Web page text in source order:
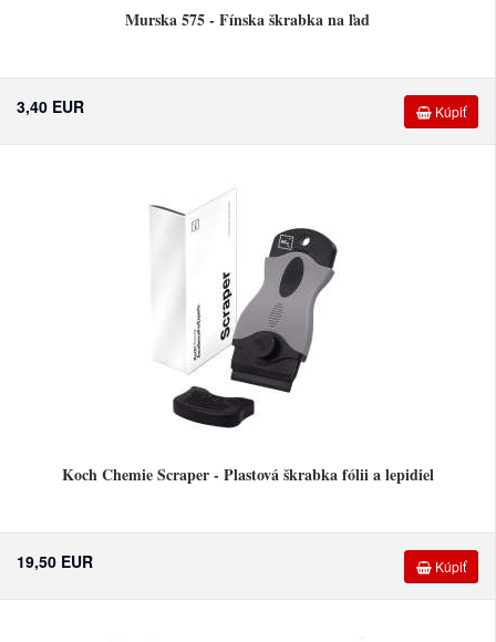
Murska 575 - Fínska škrabka na ľad
Kúpiť
3,40 EUR
Koch Chemie Scraper - Plastová škrabka fólii a lepidiel
Kúpiť
19,50 EUR